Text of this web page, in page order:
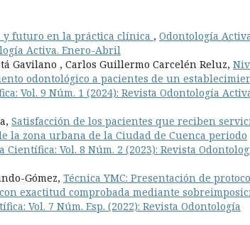
y futuro en la práctica clínica , Odontología
Activa. Enero-Abril
Gavilano , Carlos Guillermo Carcelén Reluz,
odontológico a pacientes de un
Vol. 9 Núm. 1 (2024): Revista Odontología
Satisfacción de los pacientes que reciben
zona urbana de la Ciudad de Cuenca periodo
Científica: Vol. 8 Núm. 2 (2023): Revista
Gómez, Técnica YMC: Presentación de
exactitud comprobada mediante
Vol. 7 Núm. Esp. (2022): Revista Odontología